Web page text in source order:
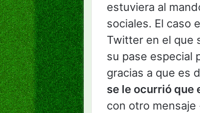
estuviera al
sociales. El caso
Twitter en el que
su pase especial
gracias a que es
se le ocurrió que
con otro mensaje